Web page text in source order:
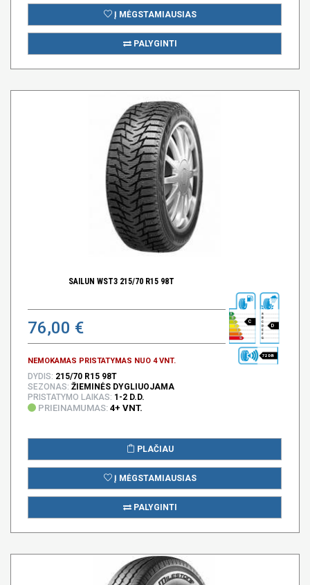
Į MĖGSTAMIAUSIAS
PALYGINTI
SAILUN WST3 215/70 R15 98T
76,00 €
NEMOKAMAS PRISTATYMAS NUO 4 VNT.
C
D
72 DB
DYDIS: 215/70 R15 98T
SEZONAS: ŽIEMINĖS DYGLIUOJAMA
PRISTATYMO LAIKAS: 1-2 D.D.
PRIEINAMUMAS: 4+ VNT.
PLAČIAU
Į MĖGSTAMIAUSIAS
PALYGINTI